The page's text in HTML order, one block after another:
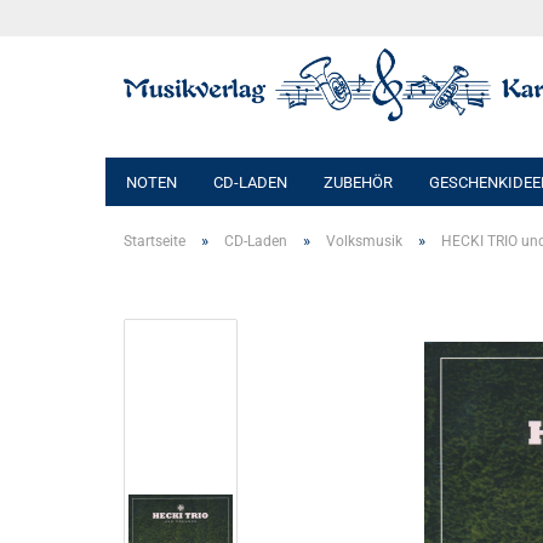
NOTEN CD-LADEN ZUBEHÖR
Startseite » CD-Laden » Volksmusik » HECKI TRIO